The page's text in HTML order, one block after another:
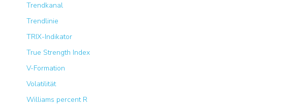
Trendkanal
Trendlinie
TRIX-Indikator
True Strength Index
V-Formation
Volatilität
Williams percent R